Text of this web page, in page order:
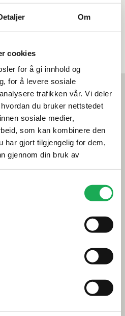
Om
cookies
for å gi innhold og
for å levere sosiale
trafikken vår. Vi deler
du bruker nettstedet
sosiale medier,
som kan kombinere den
har gjort tilgjengelig for dem,
gjennom din bruk av
Sorter
etter
0 produkter
alt
innreder badet
dusj